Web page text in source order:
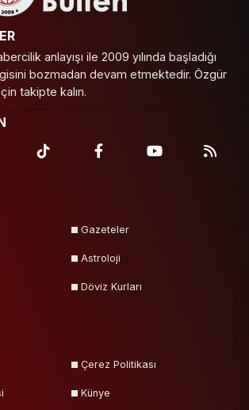
anlayışı ile 2009 yılında başladığı
bozmadan devam etmektedir. Özgür
takipte kalın.
Gazeteler
Astroloji
Döviz Kurları
Çerez Politikası
Künye